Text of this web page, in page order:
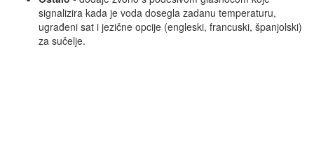
signalizira kada je voda dosegla zadanu temperaturu,
ugrađeni sat i jezične opcije (engleski, francuski, španjolski)
za sučelje.